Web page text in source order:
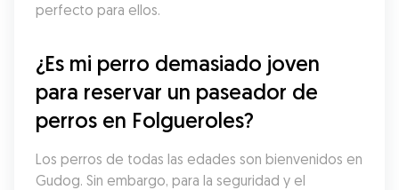
perfecto para ellos.
¿Es mi perro demasiado joven
para reservar un paseador de
perros en Folgueroles?
Los perros de todas las edades son bienvenidos en
Gudog. Sin embargo, para la seguridad y el